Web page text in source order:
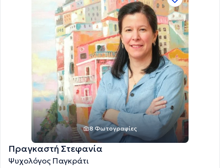
8 Φωτογραφίες
Πραγκαστή Στεφανία
Ψυχολόγος Παγκράτι